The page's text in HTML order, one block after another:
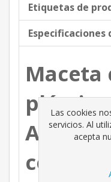
Etiquetas de
Especificaciones
Maceta
Algarve
color
Las cookies
servicios. Al
acepta